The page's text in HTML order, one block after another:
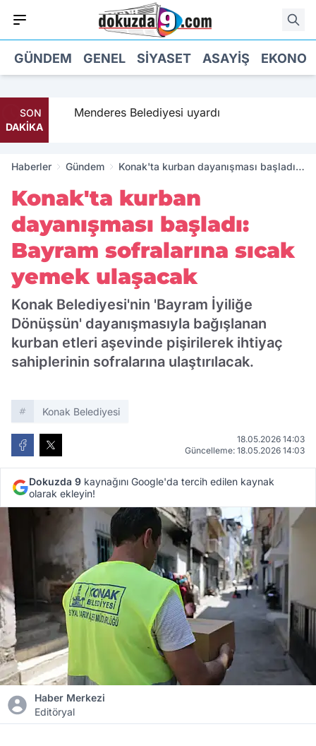
GÜNDEM GENEL SIYASET ASAYIŞ
SON
DAKİKA
geldi Menderes Belediyesi uyardı
Haberler Gündem
Konak'ta kurban dayanışması başladı:
ulaşacak
Konak'ta kurban
dayanışması başladı:
Bayram sofralarına sıcak
yemek ulaşacak
Konak Belediyesi'nin 'Bayram İyiliğe
Dönüşsün' dayanışmasıyla bağışlanan
kurban etleri aşevinde pişirilerek ihtiyaç
sahiplerinin sofralarına ulaştırılacak.
Konak Belediyesi
18.05.2026 14:03
Güncelleme: 18.05.2026 14:03
Dokuzda 9 kaynağını Google'da tercih edilen kaynak
olarak ekleyin!
Haber Merkezi
Editöryal